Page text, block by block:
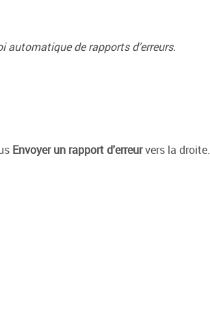
automatique de rapports d’erreurs.
Envoyer un rapport d'erreurvers la droite.